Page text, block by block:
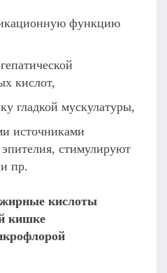
функцию
кислот,
гладкой мускулатуры,
источниками
эпителия, стимулируют
пр.
кислоты
кишке